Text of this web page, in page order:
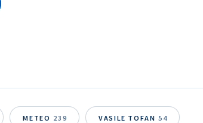
METEO 239 VASILE TOFAN 54